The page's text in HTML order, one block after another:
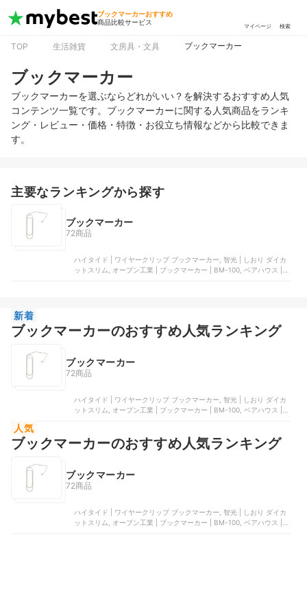
ブックマーカーおすすめ
商品比較サービス
マイページ 検索
TOP 生活雑貨 文房具・文具 ブックマーカー
ブックマーカー
ブックマーカーを選ぶならどれがいい？を解決するおすすめ人気
コンテンツ一覧です。ブックマーカーに関する人気商品をランキ
ング・レビュー・価格・特徴・お役立ち情報などから比較できま
す。
主要なランキングから探す
ブックマーカー
72商品
ハイタイド | ワイヤークリップ ブックマーカー, 智光 | しおり ダイカ
ットスリム, オープン工業 | ブックマーカー | BM-100, ベアハウス |
新着
ブックマーカーのおすすめ人気ランキング
ブックマーカー
72商品
ハイタイド | ワイヤークリップ ブックマーカー, 智光 | しおり ダイカ
ットスリム, オープン工業 | ブックマーカー | BM-100, ベアハウス |
人気
ブックマーカーのおすすめ人気ランキング
ブックマーカー
72商品
ハイタイド | ワイヤークリップ ブックマーカー, 智光 | しおり ダイカ
ットスリム, オープン工業 | ブックマーカー | BM-100, ベアハウス |